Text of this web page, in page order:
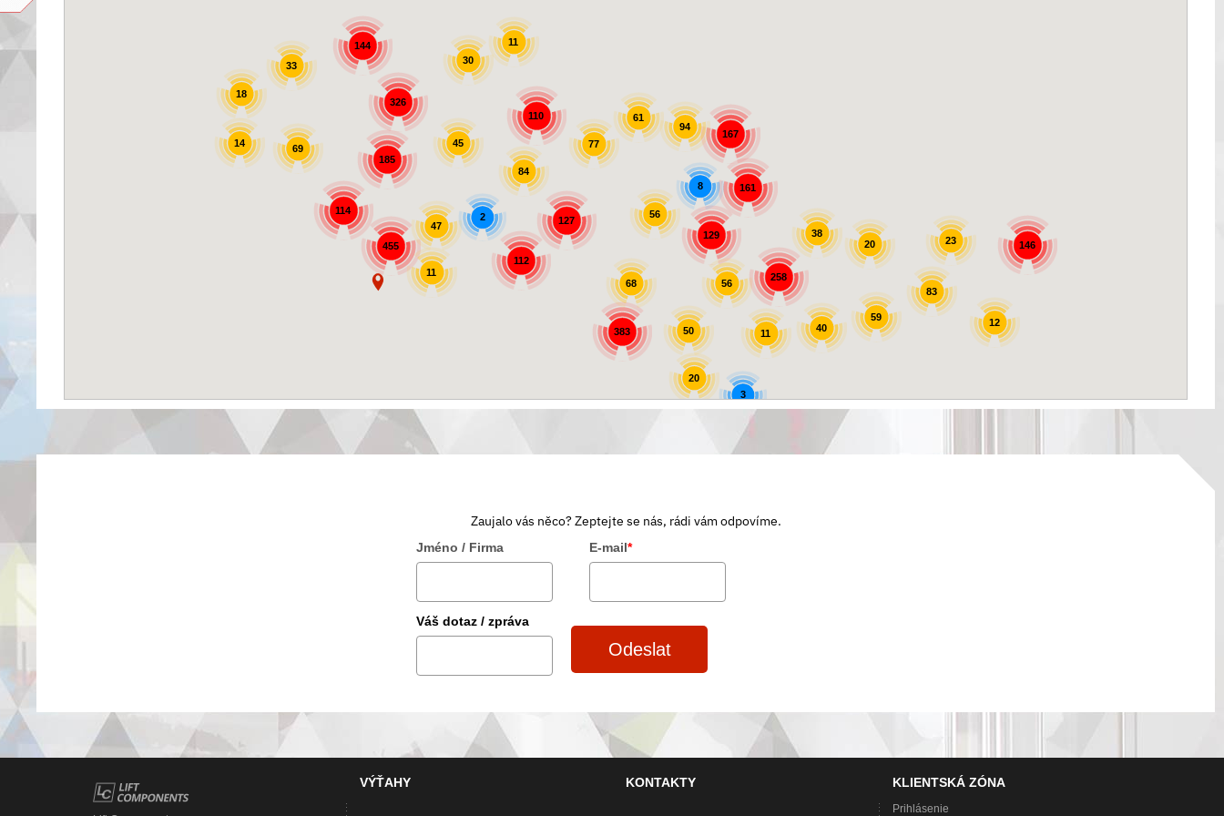
167
110
56
127
50
56
326
455
185
383
77
94
61
161
38
23
146
112
40
20
258
33
144
69
20
3
83
114
18
11
68
84
11
129
45
59
47
12
11
30
8
14
2
Zaujalo vás něco? Zeptejte se nás, rádi vám odpovíme.
Jméno / Firma E-mail*
Váš dotaz / zpráva
Odeslat
VÝŤAHY KONTAKTY KLIENTSKÁ ZÓNA
Prihlásenie